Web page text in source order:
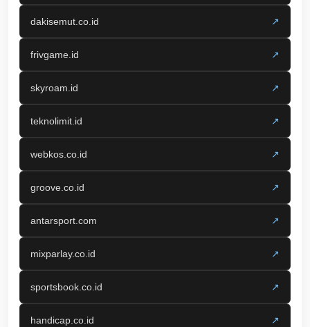
dakisemut.co.id ↗
frivgame.id ↗
skyroam.id ↗
teknolimit.id ↗
webkos.co.id ↗
groove.co.id ↗
antarsport.com ↗
mixparlay.co.id ↗
sportsbook.co.id ↗
handicap.co.id ↗